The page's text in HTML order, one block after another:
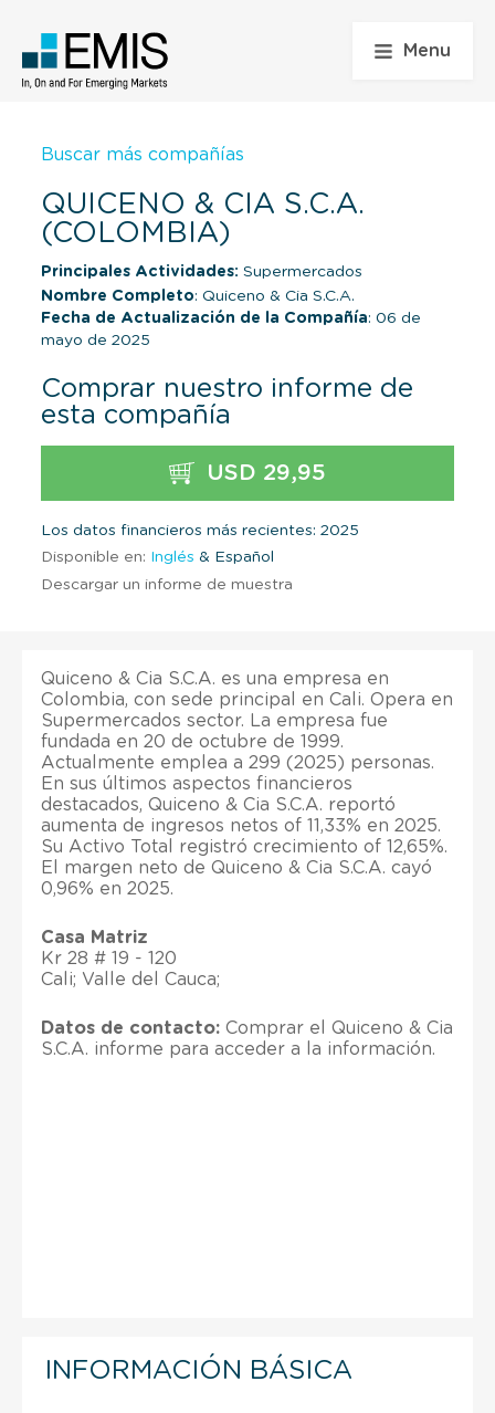
Menu
Buscar más compañías
QUICENO & CIA S.C.A.
(COLOMBIA)
Principales Actividades: Supermercados
Nombre Completo: Quiceno & Cia S.C.A.
Fecha de Actualización de la Compañía: 06 de
mayo de 2025
Comprar nuestro informe de
esta compañía
USD 29,95
Los datos financieros más recientes: 2025
Disponible en: Inglés & Español
Descargar un informe de muestra
Quiceno & Cia S.C.A. es una empresa en
Colombia, con sede principal en Cali. Opera en
Supermercados sector. La empresa fue
fundada en 20 de octubre de 1999.
Actualmente emplea a 299 (2025) personas.
En sus últimos aspectos financieros
destacados, Quiceno & Cia S.C.A. reportó
aumenta de ingresos netos of 11,33% en 2025.
Su Activo Total registró crecimiento of 12,65%.
El margen neto de Quiceno & Cia S.C.A. cayó
0,96% en 2025.
Casa Matriz
Kr 28 # 19 - 120
Cali; Valle del Cauca;
Datos de contacto: Comprar el Quiceno & Cia
S.C.A. informe para acceder a la información.
INFORMACIÓN BÁSICA